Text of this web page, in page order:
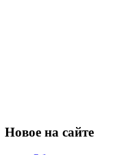
Новое на сайте